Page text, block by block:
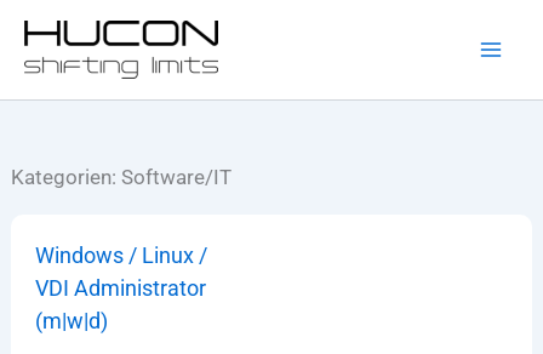
Zum
Inhalt
springen
Kategorien:Software/IT
Windows / Linux /
VDI Administrator
(m|w|d)